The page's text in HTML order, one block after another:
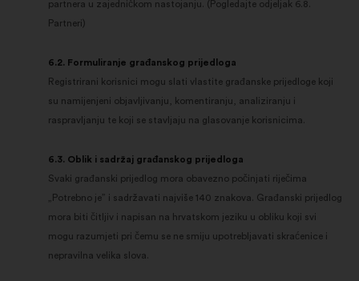
partnera u zajedničkom nastojanju. (Pogledajte odjeljak 6.8.
Partneri)
6.2. Formuliranje građanskog prijedloga
Registrirani korisnici mogu slati vlastite građanske prijedloge koji
su namijenjeni objavljivanju, komentiranju, analiziranju i
raspravljanju te koji se stavljaju na glasovanje korisnicima.
6.3. Oblik i sadržaj građanskog prijedloga
Svaki građanski prijedlog mora obavezno počinjati riječima
„Potrebno je” i sadržavati najviše 140 znakova. Građanski prijedlog
mora biti čitljiv i napisan na hrvatskom jeziku u obliku koji svi
mogu razumjeti pri čemu se ne smiju upotrebljavati skraćenice i
nepravilna velika slova.